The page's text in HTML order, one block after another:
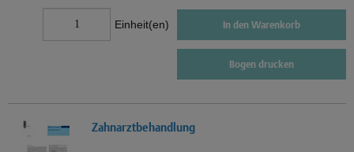
Einheit(en) In den Warenkorb
Bogen drucken
Zahnarztbehandlung